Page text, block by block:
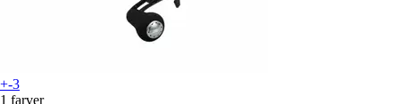
+-3
1 farver